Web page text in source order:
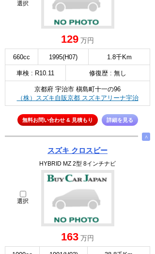
選択
129 万円
660cc 1995(H07) 1.8千Km
車検 : R10.11 修復歴 : 無し
京都府 宇治市 槇島町十一の96
（株）スズキ自販京都 スズキアリーナ宇治
無料お問い合わせ & 見積もり 詳細を見る
∧
スズキ クロスビー
HYBRID MZ 2型 8インチナビ
選択
163 万円